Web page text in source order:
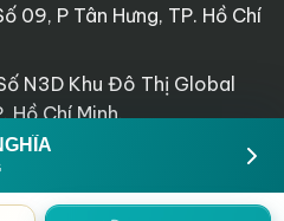
09, P Tân Hưng, TP. Hồ Chí
N3D Khu Đô Thị Global
Hồ Chí Minh.